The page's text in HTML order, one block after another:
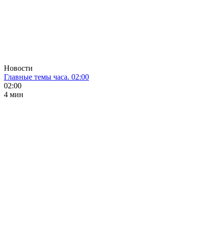
Новости
Главные темы часа. 02:00
02:00
4 мин